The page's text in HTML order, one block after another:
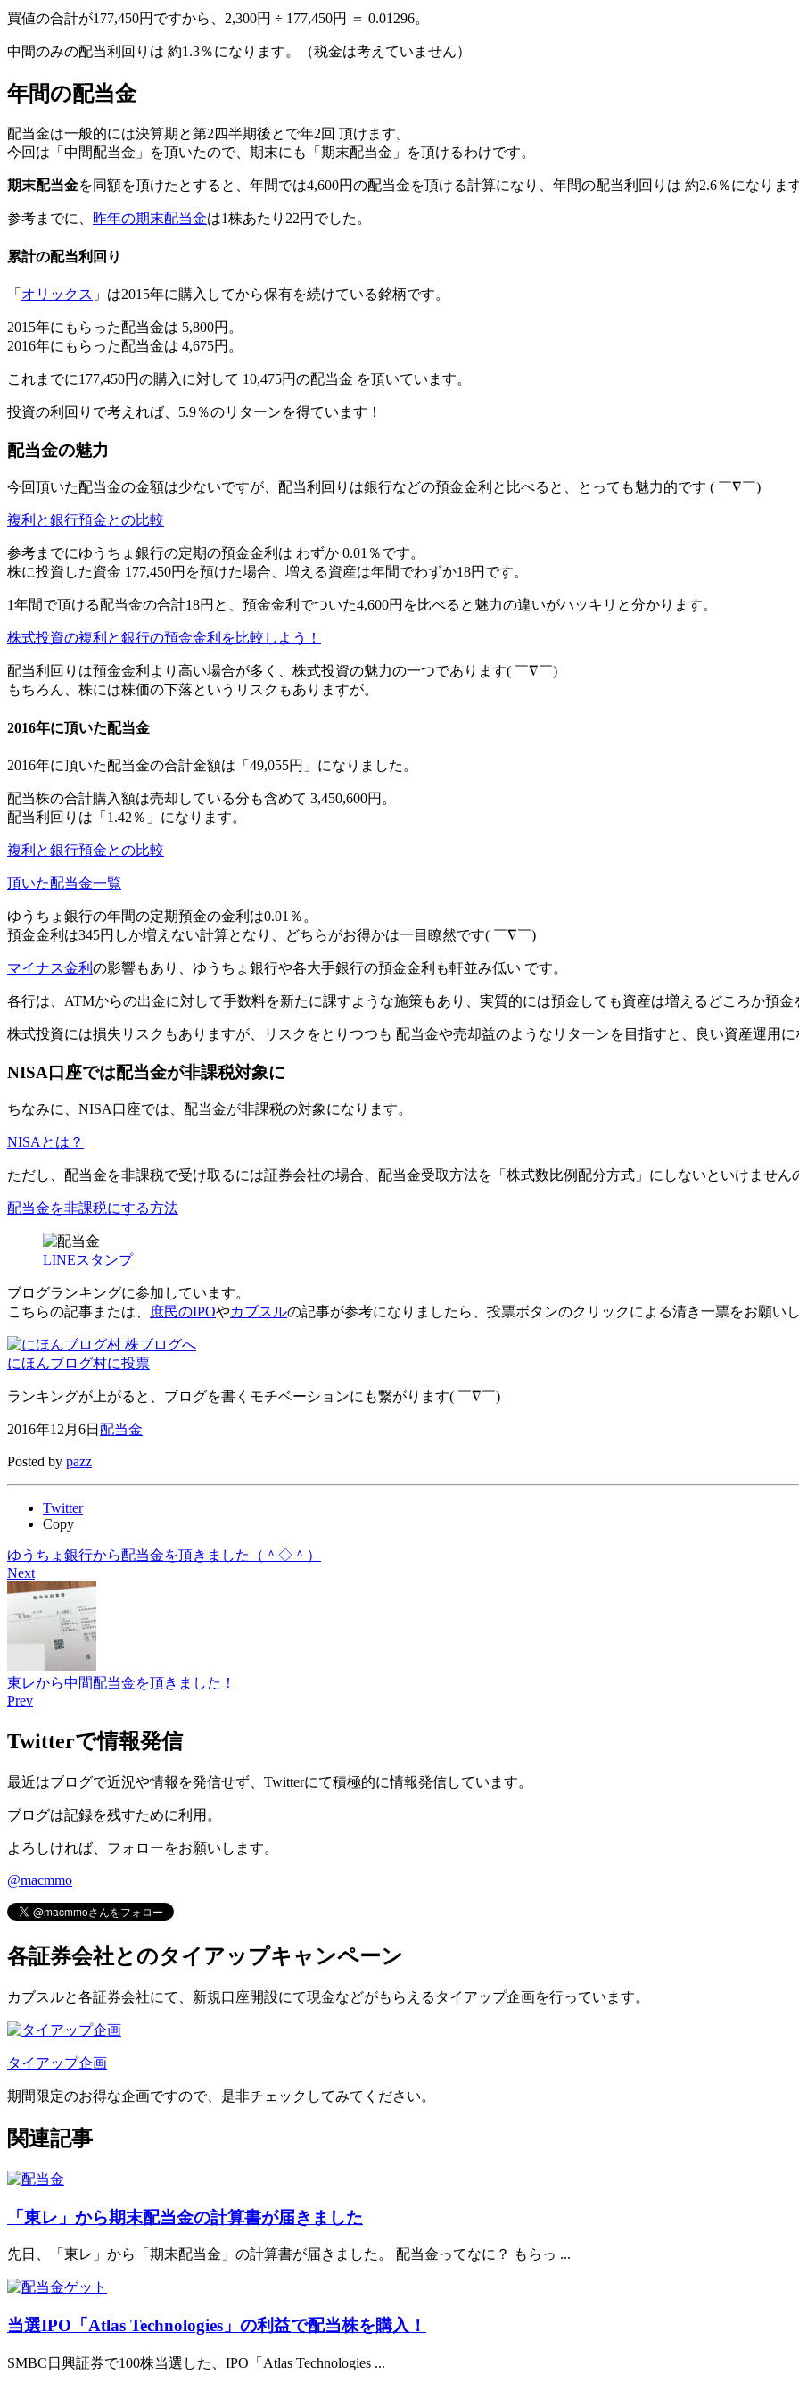
買値の合計が177,450円 ですから、2,300円 ÷ 177,450円 ＝ 0.01296。
中間のみの配当利回りは 約1.3％になります。 （税金は考えていません）
年間の配当金
配当金は一般的には決算期と第2四半期後とで年2回 頂けます。
今回は「中間配当金」を頂いたので、期末にも「期末配当金」を頂けるわけです。
期末配当金を同額を頂けたとすると、 年間では4,600円の配当金を頂ける計算になり、 年間の配当利回りは 約2.6％になりま
参考までに、 昨年の期末配当金は1株あたり22円 でした。
累計の配当利回り
「 オリックス 」は2015年に購入してから保有を続けている銘柄です。
2015年にもらった配当金は 5,800円 。
2016年にもらった配当金は 4,675円 。
これまでに177,450円の購入 に対して 10,475円の配当金 を頂いています。
投資の利回りで考えれば、 5.9％のリターンを得ています！
配当金の魅力
今回頂いた配当金の金額は少ないですが、 配当利回りは銀行などの預金金利と比べると、とっても魅力的です ( ￣∇￣)
複利と銀行預金との比較
参考までにゆうちょ銀行の定期の預金金利は わずか 0.01％です。
株に投資した資金 177,450円を預けた場合、増える資産は年間でわずか18円 です。
1年間で頂ける配当金の合計18円 と、預金金利でついた4,600円 を比べると魅力の違いがハッキリと分かります。
株式投資の複利と銀行の預金金利を比較しよう！
配当利回りは預金金利より高い場合が多く、 株式投資の魅力の一つであります( ￣∇￣)
もちろん、株には株価の下落というリスクもありますが。
2016年に頂いた配当金
2016年に頂いた配当金の合計金額は 「49,055円」 になりました。
配当株の合計購入額は売却している分も含めて 3,450,600円 。
配当利回りは「1.42％」 になります。
複利と銀行預金との比較
頂いた配当金一覧
ゆうちょ銀行の年間の定期預金の金利は0.01％ 。
預金金利は345円しか増えない計算となり、どちらがお得かは一目瞭然です( ￣∇￣)
マイナス金利 の影響もあり、 ゆうちょ銀行や各大手銀行の預金金利も軒並み低い です。
各行は、ATMからの出金に対して手数料を新たに課すような施策もあり、実質的には預金しても資産は増えるどころか預
株式投資には損失リスクもありますが、リスクをとりつつも 配当金や売却益のようなリターンを目指すと、良い資産運用
NISA口座では配当金が非課税対象に
ちなみに、NISA口座では、配当金が非課税の対象になります。
NISAとは？
ただし、配当金を非課税で受け取るには証券会社の場合、配当金受取方法を 「株式数比例配分方式」 にしないといけません
配当金を非課税にする方法
LINEスタンプ
ブログランキングに参加しています。
こちらの記事または、
庶民のIPOやカブスルの記事が参考になりましたら、投票ボタンのクリックによる清き一票をお願い
にほんブログ村に投票
ランキングが上がると、ブログを書くモチベーションにも繋がります( ￣∇￣)
2016年12月6日 配当金
Posted by pazz
Twitter
Copy
ゆうちょ銀行から配当金を頂きました（＾◇＾）
Next
東レから中間配当金を頂きました！
Prev
Twitterで情報発信
最近はブログで近況や情報を発信せず、Twitterにて積極的に情報発信しています。
ブログは記録を残すために利用。
よろしければ、フォローをお願いします。
@macmmo
各証券会社とのタイアップキャンペーン
カブスルと各証券会社にて、 新規口座開設にて現金などがもらえるタイアップ企画を行っています。
タイアップ企画
期間限定のお得な企画ですので、是非チェックしてみてください。
関連記事
「東レ」から期末配当金の計算書が届きました
先日、「東レ」から「期末配当金」の計算書が届きました。 配当金ってなに？ もらっ ...
当選IPO「Atlas Technologies」の利益で配当株を購入！
SMBC日興証券で100株当選した、IPO「Atlas Technologies ...